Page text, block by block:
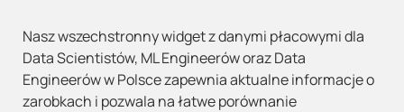
Nasz wszechstronny widget z danymi płacowymi dla
Data Scientistów, ML Engineerów oraz Data
Engineerów w Polsce zapewnia aktualne informacje o
zarobkach i pozwala na łatwe porównanie